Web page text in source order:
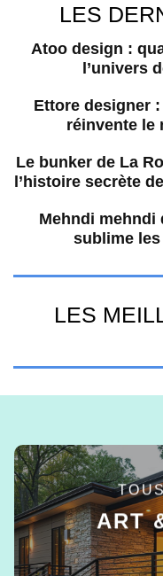
LES
Atoo design :
l’univers
Ettore designer
réinvente le
Le bunker de La
l’histoire secrète
Mehndi mehndi
sublime
LES
ART